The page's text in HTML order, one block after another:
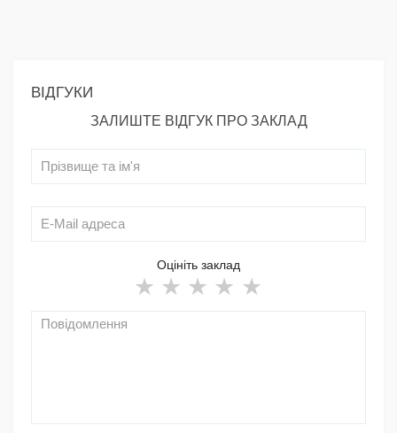
ВІДГУКИ
ЗАЛИШТЕ ВІДГУК ПРО ЗАКЛАД
Оцініть заклад